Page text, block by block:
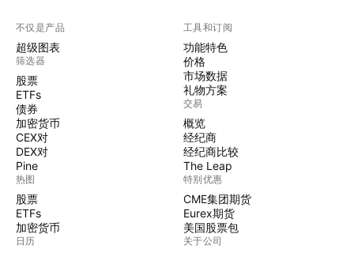
不仅是产品
超级图表
筛选器
股票
ETFs
债券
加密货币
CEX对
DEX对
Pine
热图
股票
ETFs
加密货币
日历
工具和订阅
功能特色
价格
市场数据
礼物方案
交易
概览
经纪商
经纪商比较
The Leap
特别优惠
CME集团期货
Eurex期货
美国股票包
关于公司